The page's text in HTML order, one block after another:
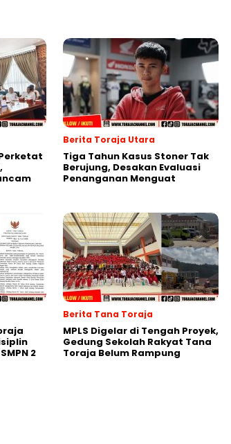
Berita Toraja Utara
Tiga Tahun Kasus Stoner Tak
Berujung, Desakan Evaluasi
Penanganan Menguat
2
Berita Tana Toraja
MPLS Digelar di Tengah Proyek,
Gedung Sekolah Rakyat Tana
Toraja Belum Rampung